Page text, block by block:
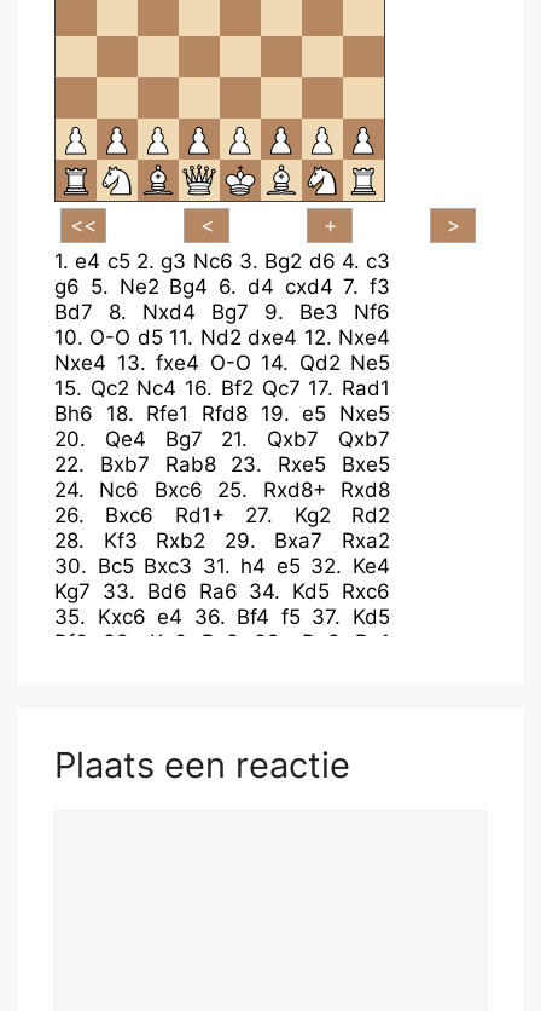
1.e4 c5 2.g3 Nc6 3. Bg2 d6 4.c3
g6 5. Ne2 Bg4 6. d4 cxd4 7. f3
Bd7
8. Nxd4 Bg7 9. Be3
Nf6
10. O-O d5 11. Nd2 dxe4 12. Nxe4
Nxe4 13. fxe4 O-O 14. Qd2 Ne5
15. Qc2 Nc4 16. Bf2 Qc7 17. Rad1
Bh6
18. Rfe1 Rfd8 19.e5 Nxe5
20. Qe4 Bg7 21. Qxb7
Qxb7
22. Bxb7 Rab8 23. Rxe5
Bxe5
24. Nc6 Bxc6 25. Rxd8+
Rxd8
26. Bxc6 Rd1+ 27. Kg2
Rd2
28. Kf3 Rxb2 29. Bxa7
Rxa2
30. Bc5 Bxc3 31. h4 e5 32. Ke4
Kg7 33. Bd6 Ra6 34. Kd5 Rxc6
35. Kxc6 e4 36. Bf4 f5 37. Kd5
Bf6
38. Ke6 Bc3 39. Be3
Be1
Plaats een reactie